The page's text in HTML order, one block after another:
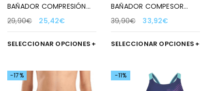
BAÑADOR COMPRESIÓN
NEGRO PARA MUJER
29,90€ 25,42€
SELECCIONAR OPCIONES
BAÑADOR COMPESOR
NEGRO/TURQUESA 580
PARA MUJER
39,90€ 33,92€
SELECCIONAR OPCIONES
-17% -11%